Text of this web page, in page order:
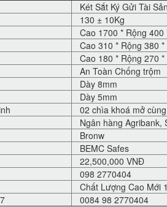
Két Sắt Ký Gửi Tài
130 ± 10Kg
Cao 1700 * Rộng
Cao 310 * Rộng 380
Cao 180 * Rộng 270
An Toàn Chống trộm
Dày 8mm
Dày 5mm
02 chìa khoá mở
Ngân hàng Agribank,
Bronw
BEMC Safes
22,500,000 VNĐ
098 2770404
Chất Lượng Cao Mới
0084 98 2770404